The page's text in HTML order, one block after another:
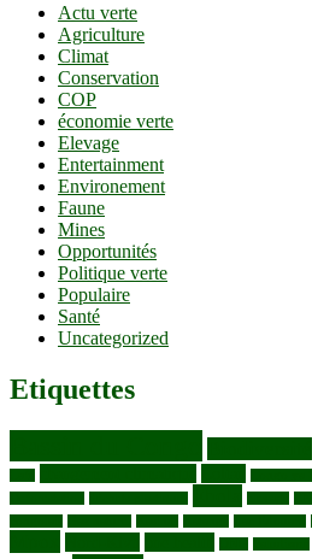
Actu verte
Agriculture
Climat
Conservation
COP
économie verte
Elevage
Entertainment
Environement
Faune
Mines
Opportunités
Politique verte
Populaire
Santé
Uncategorized
Etiquettes